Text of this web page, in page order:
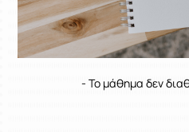
- Το μάθημα δεν